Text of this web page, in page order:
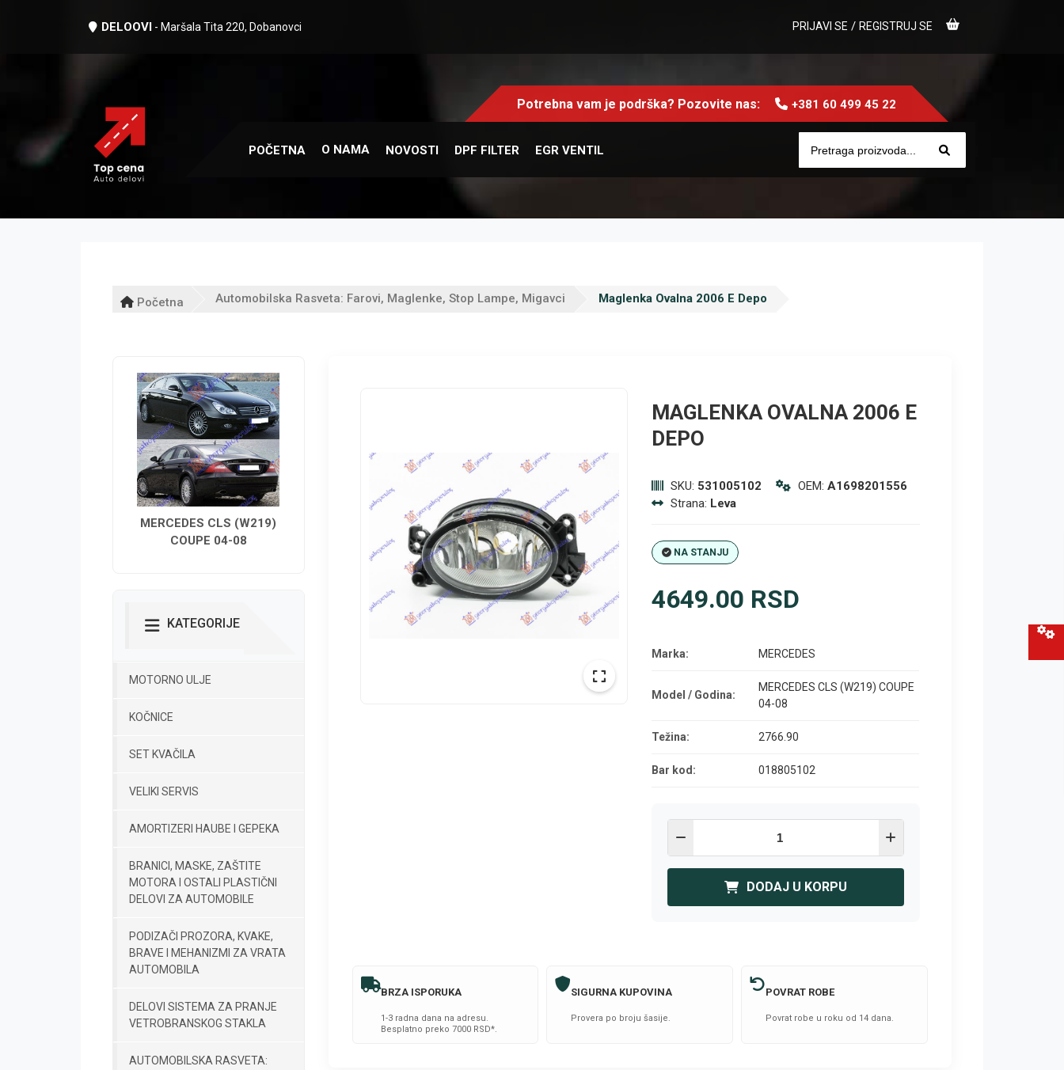
DELOOVI - Maršala Tita 220, Dobanovci PRIJAVI SE / REGISTRUJ SE
Potrebna vam je podrška? Pozovite nas: +381 60 499 45 22
POČETNA O NAMA NOVOSTI DPF FILTER EGR VENTIL
Početna Automobilska Rasveta: Farovi, Maglenke, Stop Lampe, Migavci Maglenka Ovalna 2006 E Depo
MERCEDES CLS (W219)
COUPE 04-08
KATEGORIJE
MOTORNO ULJE
KOČNICE
SET KVAČILA
VELIKI SERVIS
AMORTIZERI HAUBE I GEPEKA
BRANICI, MASKE, ZAŠTITE
MOTORA I OSTALI PLASTIČNI
DELOVI ZA AUTOMOBILE
PODIZAČI PROZORA, KVAKE,
BRAVE I MEHANIZMI ZA VRATA
AUTOMOBILA
DELOVI SISTEMA ZA PRANJE
VETROBRANSKOG STAKLA
AUTOMOBILSKA RASVETA:
MAGLENKA OVALNA 2006 E
DEPO
SKU: 531005102 OEM:A1698201556
Strana: Leva
NA STANJU
4649.00 RSD
Marka: MERCEDES
Model / Godina:
MERCEDES CLS (W219) COUPE
04-08
Težina: 2766.90
Bar kod: 018805102
DODAJ U KORPU
BRZA ISPORUKA
1-3 radna dana na adresu.
Besplatno preko 7000 RSD*.
SIGURNA KUPOVINA
Provera po broju šasije.
POVRAT ROBE
Povrat robe u roku od 14 dana.